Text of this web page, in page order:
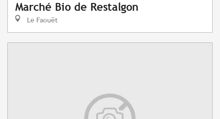
Marché Bio de Restalgon
Le Faouët